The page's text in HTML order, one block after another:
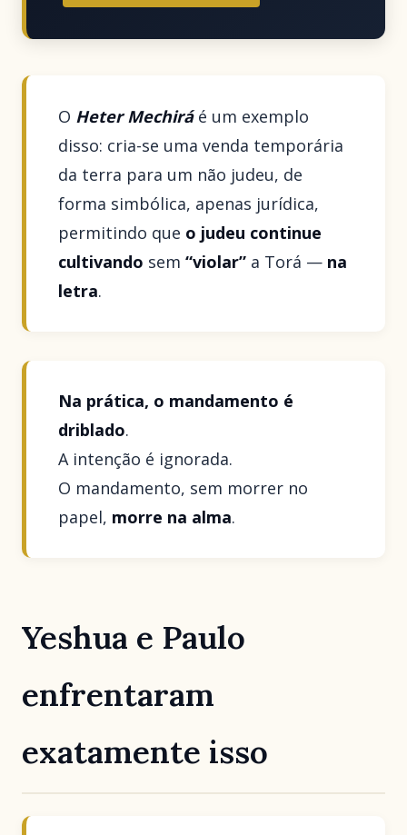
O Heter Mechiráé um exemplo
disso: cria-se uma venda temporária
da terra para um não judeu, de
forma simbólica, apenas jurídica,
permitindo que o judeu continue
cultivando sem “violar” a Torá — na
letra.
Na prática, o mandamento é
driblado.
A intenção é ignorada.
O mandamento, sem morrer no
papel, morre na alma.
Yeshua e Paulo
enfrentaram
exatamente isso